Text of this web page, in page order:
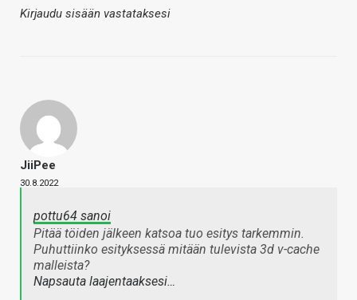
Kirjaudu sisään vastataksesi
JiiPee
30.8.2022
pottu64 sanoi
Pitää töiden jälkeen katsoa tuo esitys tarkemmin.
Puhuttiinko esityksessä mitään tulevista 3d v-cache
malleista?
Napsauta laajentaaksesi…